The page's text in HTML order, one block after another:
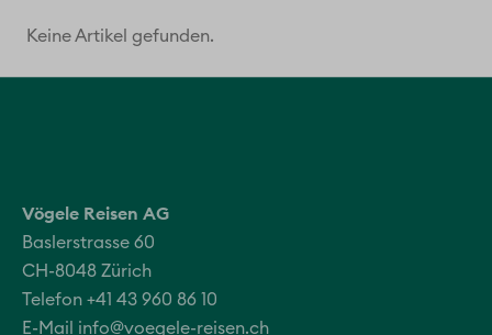
Keine Artikel gefunden.
Vögele Reisen AG
Baslerstrasse 60
CH-8048 Zürich
Telefon +41 43 960 86 10
E-Mail info@voegele-reisen.ch